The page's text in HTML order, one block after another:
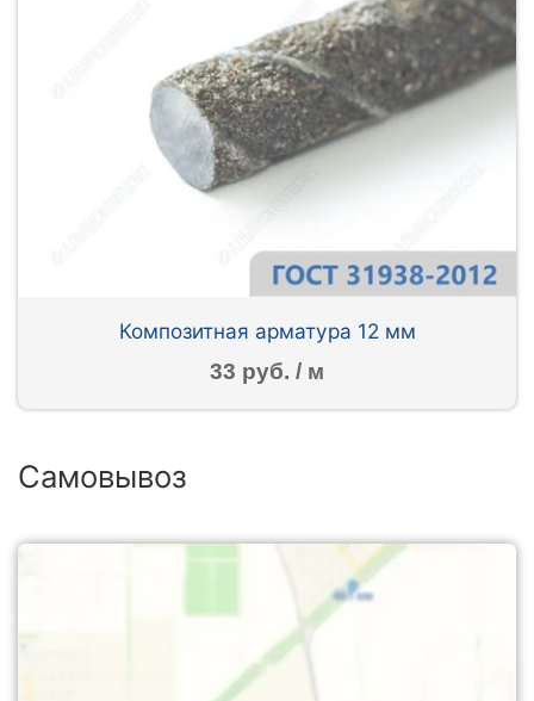
Композитная арматура 12 мм
33 руб. / м
Самовывоз